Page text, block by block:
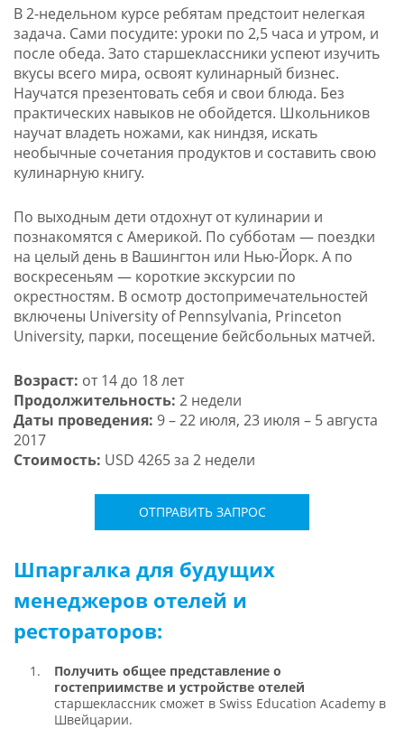
В 2-недельном курсе ребятам предстоит нелегкая
задача. Сами посудите: уроки по 2,5 часа и утром, и
после обеда. Зато старшеклассники успеют изучить
вкусы всего мира, освоят кулинарный бизнес.
Научатся презентовать себя и свои блюда. Без
практических навыков не обойдется. Школьников
научат владеть ножами, как ниндзя, искать
необычные сочетания продуктов и составить свою
кулинарную книгу.
По выходным дети отдохнут от кулинарии и
познакомятся с Америкой. По субботам — поездки
на целый день в Вашингтон или Нью-Йорк. А по
воскресеньям — короткие экскурсии по
окрестностям. В осмотр достопримечательностей
включены University of Pennsylvania, Princeton
University, парки, посещение бейсбольных матчей.
Возраст: от 14 до 18 лет
Продолжительность: 2 недели
Даты проведения: 9 – 22 июля, 23 июля – 5 августа
2017
Стоимость: USD 4265 за 2 недели
ОТПРАВИТЬ ЗАПРОС
Шпаргалка для будущих
менеджеров отелей и
рестораторов:
Получить общее представление о
гостеприимстве и устройстве отелей
старшеклассник сможет в Swiss Education Academy в
Швейцарии.